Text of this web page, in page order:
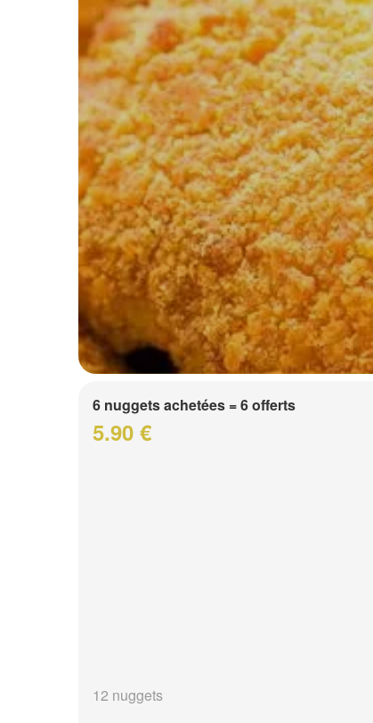
6 nuggets achetées = 6 offerts
5.90 €
12 nuggets